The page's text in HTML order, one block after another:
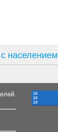
населением